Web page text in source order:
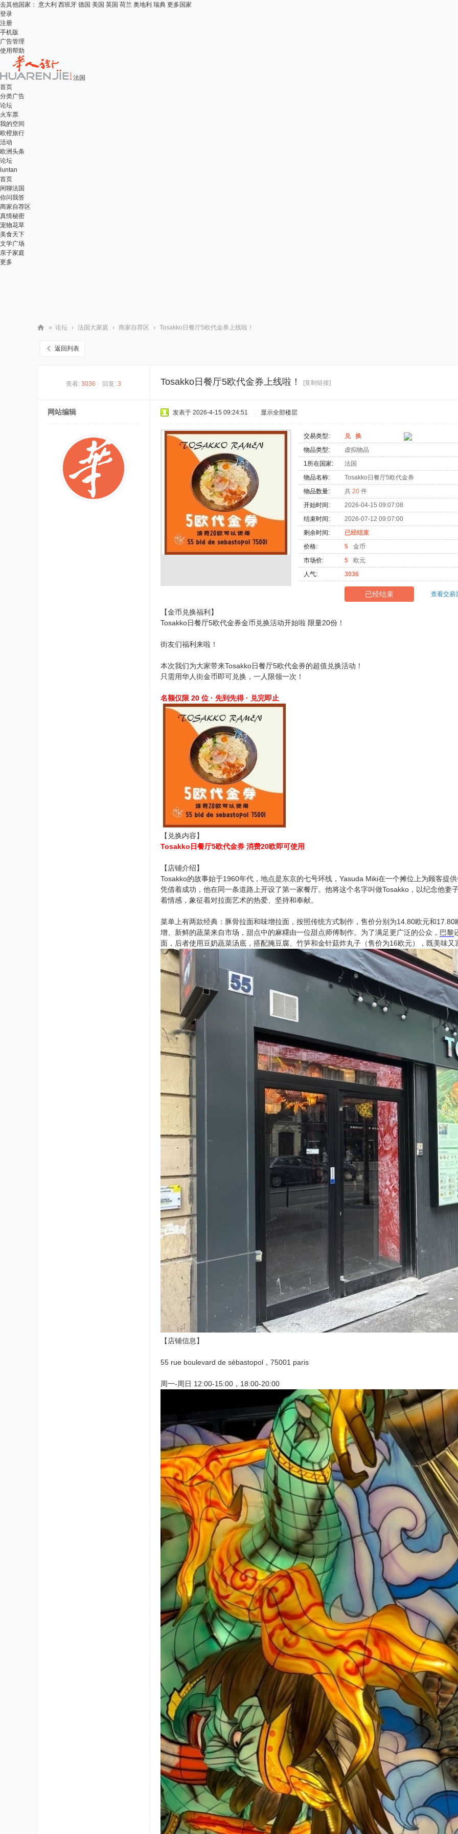
去其他国家： 意大利 西班牙 德国 美国 英国 荷兰 奥地利 瑞典 更多国家
登录
注册
手机版
广告管理
使用帮助
法国
首页
分类广告
论坛
火车票
我的空间
欧橙旅行
活动
欧洲头条
论坛
luntan
首页
闲聊法国
你问我答
商家自荐区
真情秘密
宠物花草
美食天下
文学广场
亲子家庭
更多
» 论坛 › 法国大家庭 › 商家自荐区 › Tosakko日餐厅5欧代金券上线啦！
返回列表
查看: 3036 回复: 3 Tosakko日餐厅5欧代金券上线啦！ [复制链接]
网站编辑 发表于 2026-4-15 09:24:51 显示全部楼层
交易类型:
兑 换
物品类型:
虚拟物品
1所在国家:
法国
物品名称:
Tosakko日餐厅5欧代金券
物品数量:
共 20 件
开始时间:
2026-04-15 09:07:08
结束时间:
2026-07-12 09:07:00
剩余时间:
已经结束
价格:
5
金币
市场价:
5
欧元
人气:
3036
已经结束 查看交易
【金币兑换福利】
Tosakko日餐厅5欧代金券金币兑换活动开始啦 限量20份！
街友们福利来啦！
本次我们为大家带来Tosakko日餐厅5欧代金券的超值兑换活动！
只需用华人街金币即可兑换，一人限领一次！
名额仅限 20 位 · 先到先得 · 兑完即止
【兑换内容】
Tosakko日餐厅5欧代金券 消费20欧即可使用
【店铺介绍】
Tosakko的故事始于1960年代，地点是东京的七号环线，Yasuda Miki在一个摊位上为顾客提
凭借着成功，他在同一条道路上开设了第一家餐厅。他将这个名字叫做Tosakko，以纪念他妻
着情感，象征着对拉面艺术的热爱、坚持和奉献。
菜单上有两款经典：豚骨拉面和味增拉面，按照传统方式制作，售价分别为14.80欧元和
增、新鲜的蔬菜来自市场，甜点中的麻糬由一位甜点师傅制作。为了满足更广泛的公众， 巴黎
面，后者使用豆奶蔬菜汤底，搭配腌豆腐、竹笋和金针菇炸丸子（售价为16欧元），既美味又
【店铺信息】
55 rue boulevard de sébastopol，75001 paris
周一-周日 12:00-15:00，18:00-20:00